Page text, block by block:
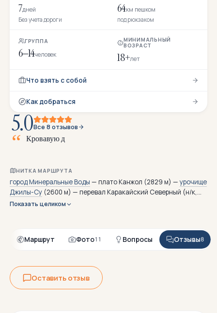
7дней
Без учета дороги
64км пешком
под рюкзаком
ГРУППА
6–14человек
МИНИМАЛЬНЫЙ
ВОЗРАСТ
18+лет
Что взять с собой
Как добраться
5.0Все 8 отзывов
Кровавуюд
НИТКА МАРШРУТА
город Минеральные Воды — плато Канжол (2829 м) — урочище
Джилы-Су (2600 м) — перевал Каракайский Северный (н/к,
2889 м) — перевал Кыртыкауш (н/к, 3250 м) — озеро
Показать целиком
Маршрут Фото11 Вопросы Отзывы8
Оставить отзыв